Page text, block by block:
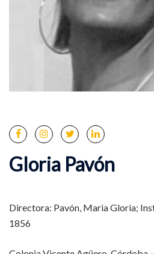
Gloria Pavón
Directora: Pavón, Maria Gloria;
1856